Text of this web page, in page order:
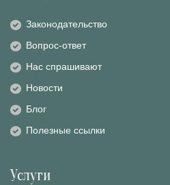
Законодательство
Вопрос-ответ
Нас спрашивают
Новости
Блог
Полезные ссылки
Услуги